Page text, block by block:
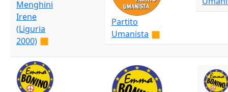
Menghini
Irene
(Liguria
2000)
Partito
Umanista